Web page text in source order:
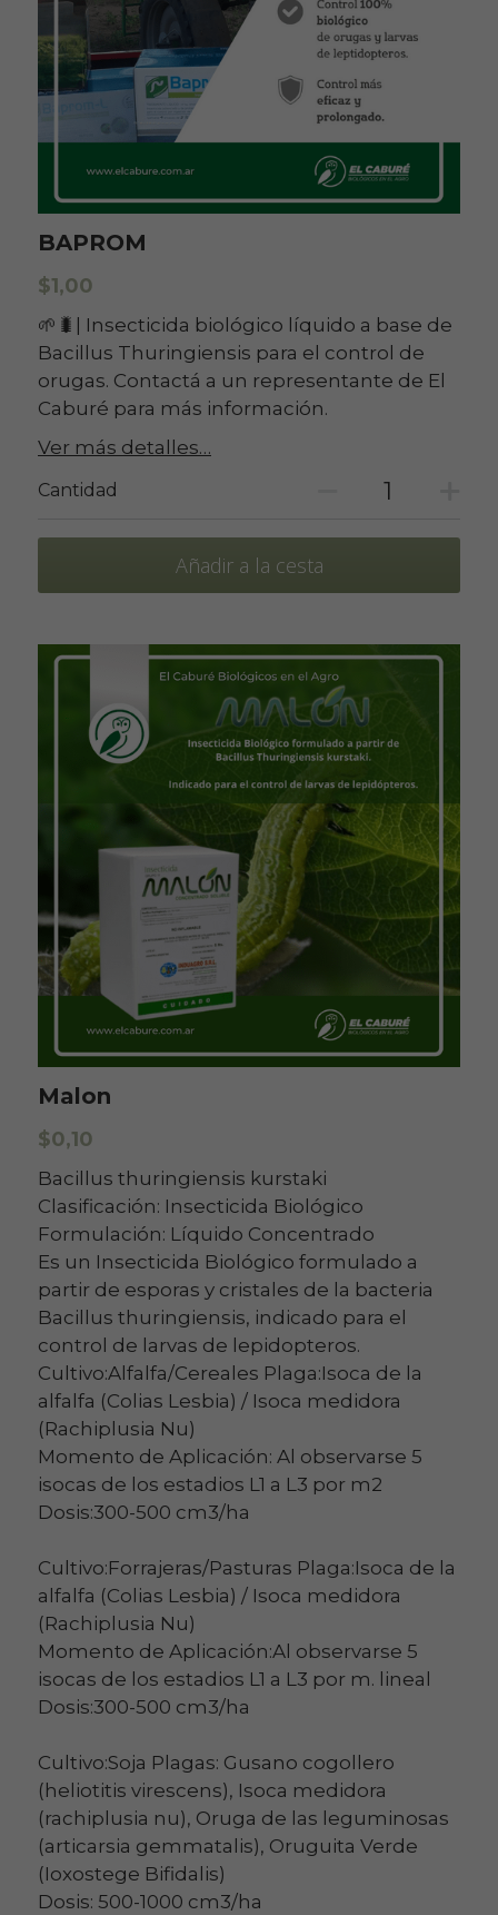
BAPROM
$1,00
🌱🐛| Insecticida biológico líquido a base de
Bacillus Thuringiensis para el control de
orugas. Contactá a un representante de El
Caburé para más información.
Ver más detalles…
Cantidad
Añadir a la cesta
Malon
$0,10
Bacillus thuringiensis kurstaki
Clasificación: Insecticida Biológico
Formulación: Líquido Concentrado
Es un Insecticida Biológico formulado a
partir de esporas y cristales de la bacteria
Bacillus thuringiensis, indicado para el
control de larvas de lepidopteros.
Cultivo:Alfalfa/Cereales Plaga:Isoca de la
alfalfa (Colias Lesbia) / Isoca medidora
(Rachiplusia Nu)
Momento de Aplicación: Al observarse 5
isocas de los estadios L1 a L3 por m2
Dosis:300-500 cm3/ha
Cultivo:Forrajeras/Pasturas Plaga:Isoca de la
alfalfa (Colias Lesbia) / Isoca medidora
(Rachiplusia Nu)
Momento de Aplicación:Al observarse 5
isocas de los estadios L1 a L3 por m. lineal
Dosis:300-500 cm3/ha
Cultivo:Soja Plagas: Gusano cogollero
(heliotitis virescens), Isoca medidora
(rachiplusia nu), Oruga de las leguminosas
(articarsia gemmatalis), Oruguita Verde
(Ioxostege Bifidalis)
Dosis: 500-1000 cm3/ha